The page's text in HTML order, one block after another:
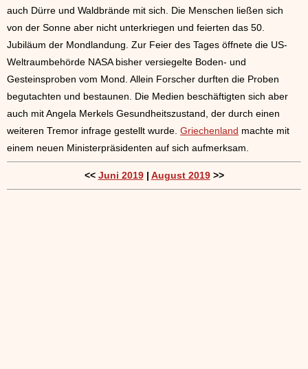
auch Dürre und Waldbrände mit sich. Die Menschen ließen sich
von der Sonne aber nicht unterkriegen und feierten das 50.
Jubiläum der Mondlandung. Zur Feier des Tages öffnete die US-
Weltraumbehörde NASA bisher versiegelte Boden- und
Gesteinsproben vom Mond. Allein Forscher durften die Proben
begutachten und bestaunen. Die Medien beschäftigten sich aber
auch mit Angela Merkels Gesundheitszustand, der durch einen
weiteren Tremor infrage gestellt wurde. Griechenland machte mit
einem neuen Ministerpräsidenten auf sich aufmerksam.
<< Juni 2019| August 2019>>